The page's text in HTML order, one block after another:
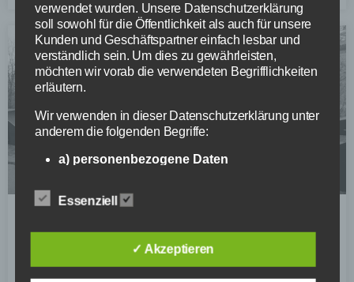
wieder aufgebaut
verwendet wurden. Unsere Datenschutzerklärung
soll sowohl für die Öffentlichkeit als auch für unsere
Kunden und Geschäftspartner einfach lesbar und
verständlich sein. Um dies zu gewährleisten,
möchten wir vorab die verwendeten Begrifflichkeiten
erläutern.
Wir verwenden in dieser Datenschutzerklärung unter
anderem die folgenden Begriffe:
a) personenbezogene Daten
Informationen, die sich auf eine identifizierte
Folgenden „betroffene Person") beziehen. Als
identifizierbar wird eine natürliche Person
insbesondere mittels Zuordnung zu einer
Essenziell
✓ Akzeptieren